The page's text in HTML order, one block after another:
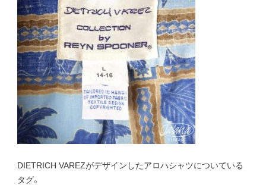
DIETRICH VAREZがデザインしたアロハシャツについている
タグ。